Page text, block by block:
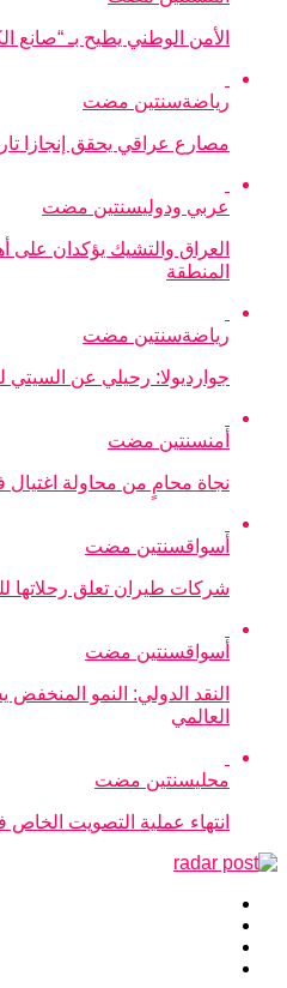
الأمن الوطني يطيح بـ “صانع
رياضةسنتين مضت
مصارع عراقي يحقق إنجازا
عربي ودوليسنتين مضت
العراق والتشيك يؤكدان على
المنطقة
رياضةسنتين مضت
جوارديولا: رحيلي عن السيتي
أمنسنتين مضت
نجاة محامٍ من محاولة اغتيال
أسواقسنتين مضت
شركات طيران تعلق رحلاتها
أسواقسنتين مضت
النقد الدولي: النمو
العالمي
محليسنتين مضت
انتهاء عملية التصويت